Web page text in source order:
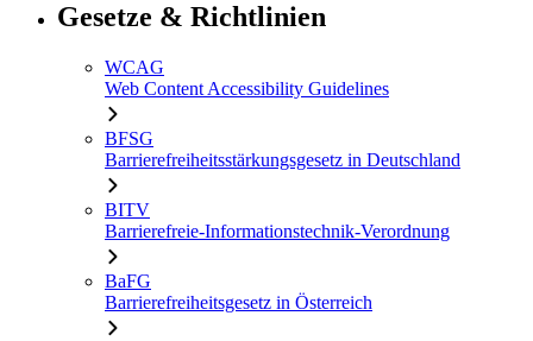
Gesetze & Richtlinien
WCAG
Web Content Accessibility Guidelines
BFSG
Barrierefreiheitsstärkungsgesetz in Deutschland
BITV
Barrierefreie-Informationstechnik-Verordnung
BaFG
Barrierefreiheitsgesetz in Österreich